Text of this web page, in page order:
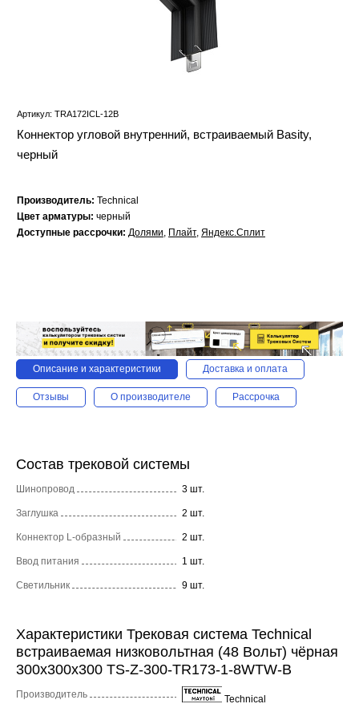
Артикул: TRA172ICL-12B
Коннектор угловой внутренний, встраиваемый Basity,
черный
Производитель: Technical
Цвет арматуры: черный
Доступные рассрочки: Долями, Плайт, Яндекс.Сплит
Описание и характеристики Доставка и оплата
Отзывы О производителе Рассрочка
Состав трековой системы
Шинопровод 3 шт.
Заглушка 2 шт.
Коннектор L-образный 2 шт.
Ввод питания 1 шт.
Светильник 9 шт.
Характеристики Трековая система Technical
встраиваемая низковольтная (48 Вольт) чёрная
300x300x300 TS-Z-300-TR173-1-8WTW-B
Производитель Technical